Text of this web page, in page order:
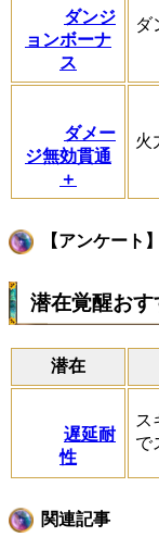
ダンジ
ョンボーナ
ス
ダ
ダメー
ジ無効貫通
＋
火
【アンケート
潜在覚醒おす
潜在
遅延耐
性
ス
で
関連記事